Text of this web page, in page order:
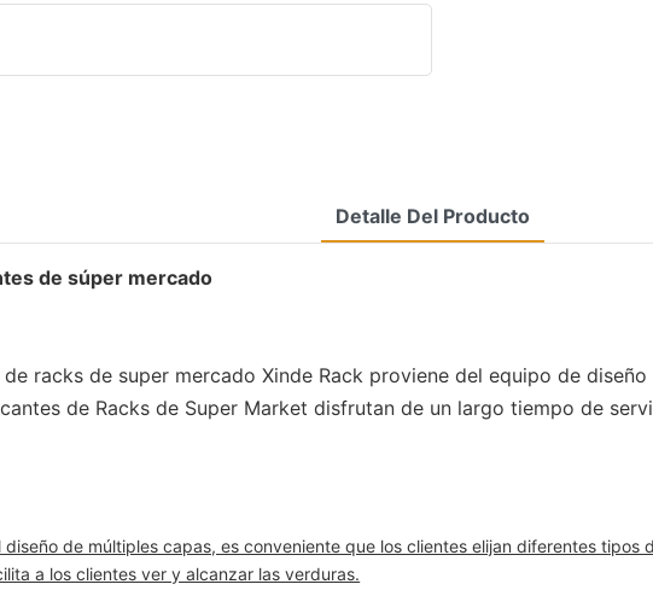
Detalle Del Producto
de súper mercado
racks de super mercado Xinde Rack proviene del equipo de
de Racks de Super Market disfrutan de un largo tiempo de
de múltiples capas, es conveniente que los clientes elijan diferentes tipos
a los clientes ver y alcanzar las verduras.